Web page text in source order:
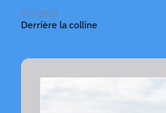
9/1/2021
Derrière la colline